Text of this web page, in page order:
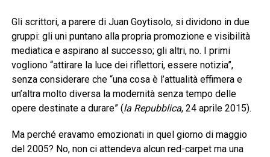
Gli scrittori, a parere di Juan Goytisolo, si dividono in due
gruppi: gli uni puntano alla propria promozione e visibilità
mediatica e aspirano al successo; gli altri, no. I primi
vogliono “attirare la luce dei riflettori, essere notizia”,
senza considerare che “una cosa è l’attualità effimera e
un’altra molto diversa la modernità senza tempo delle
opere destinate a durare” (la Repubblica, 24 aprile 2015).
Ma perché eravamo emozionati in quel giorno di maggio
del 2005? No, non ci attendeva alcun red-carpet ma una